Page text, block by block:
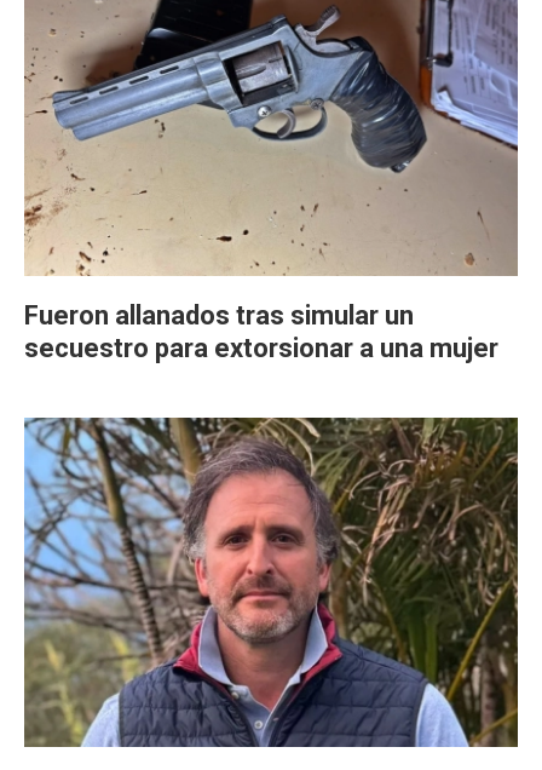
Fueron allanados tras simular un
secuestro para extorsionar a una mujer